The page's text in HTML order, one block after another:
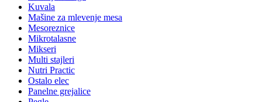
Kuvala
Mašine za mlevenje mesa
Mesoreznice
Mikrotalasne
Mikseri
Multi stajleri
Nutri Practic
Ostalo elec
Panelne grejalice